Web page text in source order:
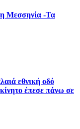
Μεσσηνία -Τα
εθνική οδό
έπεσε πάνω σε